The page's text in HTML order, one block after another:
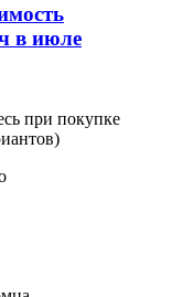
в июле
при покупке